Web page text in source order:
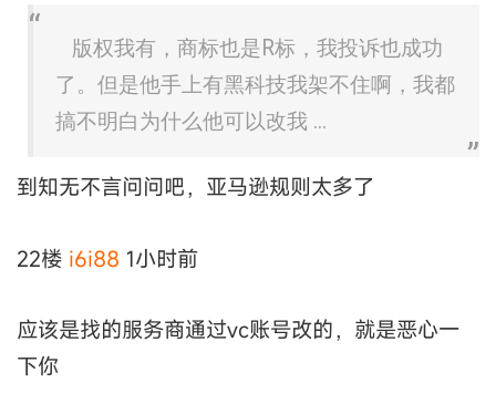
版权我有，商标也是R标，我投诉也成功
了。但是他手上有黑科技我架不住啊，我都
搞不明白为什么他可以改我 ...
到知无不言问问吧，亚马逊规则太多了
22楼 i6i88 1小时前
应该是找的服务商通过vc账号改的，就是恶心一
下你